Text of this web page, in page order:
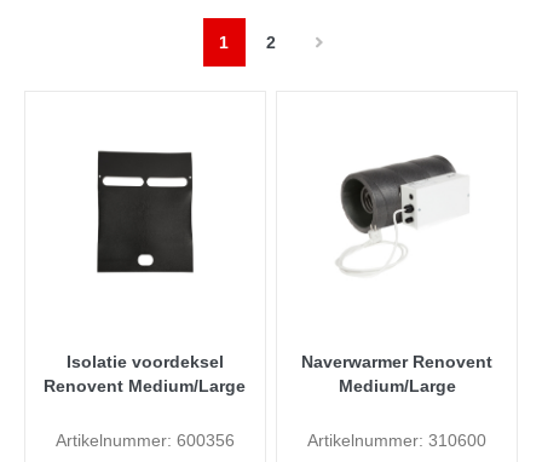
1 2
Isolatie voordeksel
Renovent Medium/Large
Artikelnummer: 600356
Naverwarmer Renovent
Medium/Large
Artikelnummer: 310600